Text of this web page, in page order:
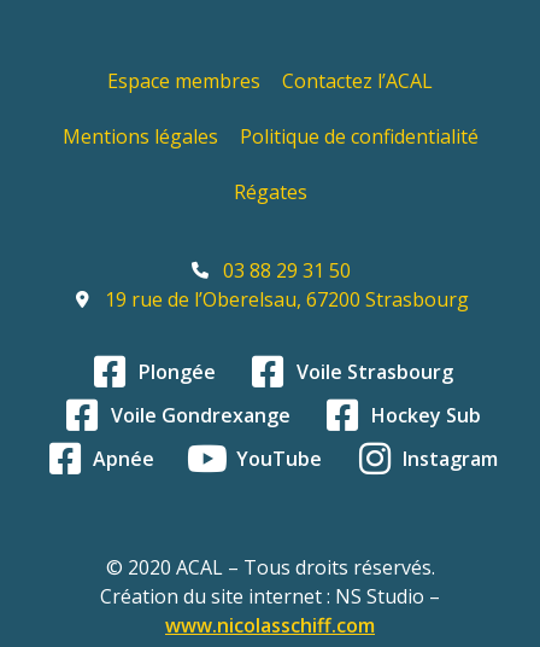
Espace membres Contactez l’ACAL
Mentions légales Politique de confidentialité
Régates
03 88 29 31 50
19 rue de l’Oberelsau, 67200 Strasbourg
Plongée
Voile Strasbourg
Voile Gondrexange
Hockey Sub
Apnée
YouTube Instagram
© 2020 ACAL – Tous droits réservés.
Création du site internet : NS Studio –
www.nicolasschiff.com